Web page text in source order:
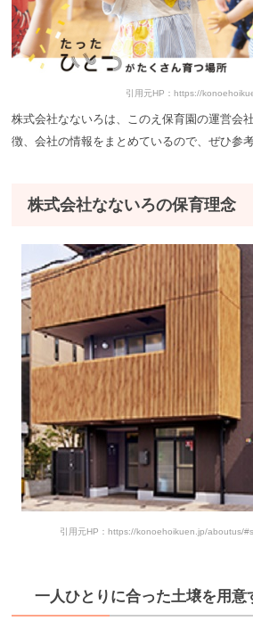
引用元HP：https://
株式会社なないろは、このえ保育園の運営会
徴、会社の情報をまとめているので、ぜひ参
株式会社なないろの保育理念
引用元HP：https://konoehoikuen.jp/aboutus/
一人ひとりに合った土壌を用意